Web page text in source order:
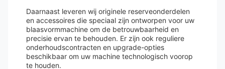
Daarnaast leveren wij originele reserveonderdelen
en accessoires die speciaal zijn ontworpen voor uw
blaasvormmachine om de betrouwbaarheid en
precisie ervan te behouden. Er zijn ook reguliere
onderhoudscontracten en upgrade-opties
beschikbaar om uw machine technologisch voorop
te houden.